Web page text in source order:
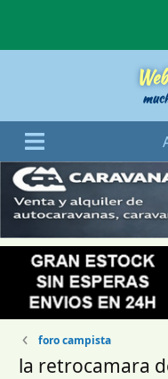
foro campista
la retrocamara